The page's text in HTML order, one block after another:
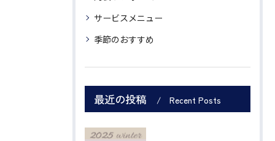
サービスメニュー
季節のおすすめ
最近の投稿 Recent Posts